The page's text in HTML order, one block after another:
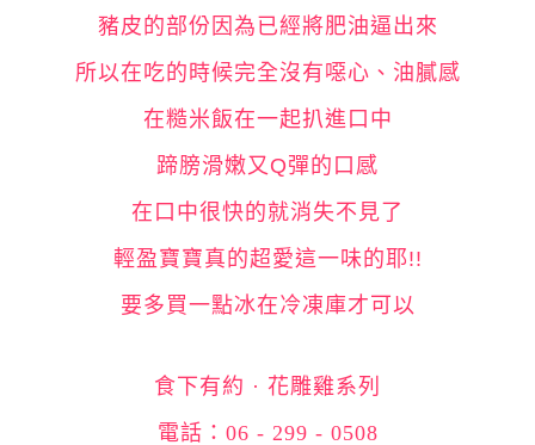
豬皮的部份因為已經將肥油逼出來
所以在吃的時候完全沒有噁心、油膩感
在糙米飯在一起扒進口中
蹄膀滑嫩又Q彈的口感
在口中很快的就消失不見了
輕盈寶寶真的超愛這一味的耶!!
要多買一點冰在冷凍庫才可以
食下有約 · 花雕雞系列
電話：06 - 299 - 0508